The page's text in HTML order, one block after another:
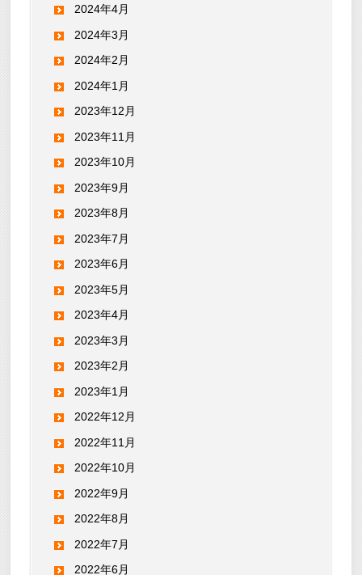
2024年4月
2024年3月
2024年2月
2024年1月
2023年12月
2023年11月
2023年10月
2023年9月
2023年8月
2023年7月
2023年6月
2023年5月
2023年4月
2023年3月
2023年2月
2023年1月
2022年12月
2022年11月
2022年10月
2022年9月
2022年8月
2022年7月
2022年6月